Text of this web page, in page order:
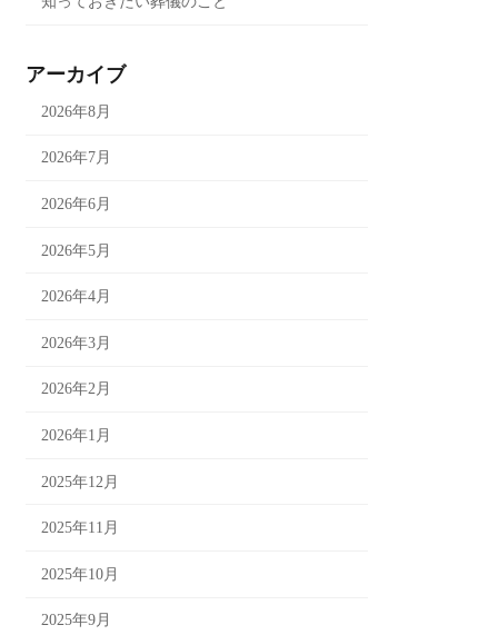
アーカイブ
2026年8月
2026年7月
2026年6月
2026年5月
2026年4月
2026年3月
2026年2月
2026年1月
2025年12月
2025年11月
2025年10月
2025年9月